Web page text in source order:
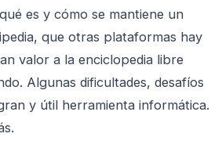
es y cómo se mantiene un
que otras plataformas hay
valor a la enciclopedia libre
Algunas dificultades, desafíos
y útil herramienta informática.